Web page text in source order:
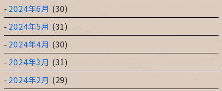
2024年6月 (30)
2024年5月 (31)
2024年4月 (30)
2024年3月 (31)
2024年2月 (29)